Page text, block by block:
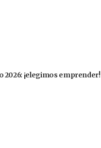
2026: ¡elegimos emprender!